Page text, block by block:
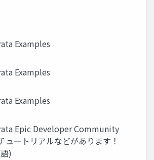
Examples
Examples
Examples
Epic Developer Community
ュートリアルなどがあります！
)